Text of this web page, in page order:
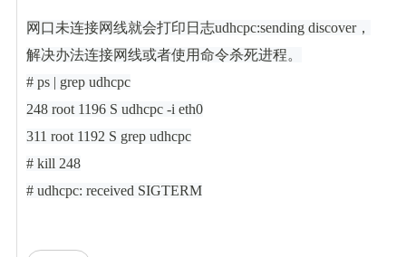
网口未连接网线就会打印日志udhcpc:sending discover，
解决办法连接网线或者使用命令杀死进程。
# ps | grep udhcpc
248 root 1196 S udhcpc -i eth0
311 root 1192 S grep udhcpc
# kill 248
# udhcpc: received SIGTERM